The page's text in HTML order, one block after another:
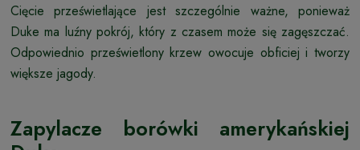
Cięcie prześwietlające jest szczególnie ważne, ponieważ
Duke ma luźny pokrój, który z czasem może się zagęszczać.
Odpowiednio prześwietlony krzew owocuje obficiej i tworzy
większe jagody.
Zapylacze borówki amerykańskiej